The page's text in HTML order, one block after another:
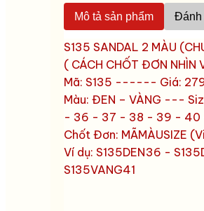
Mô tả sản phẩm Đánh
S135 SANDAL 2 MÀU
( CÁCH CHỐT ĐƠN NHÌN
Mã: S135 ------ Giá:
Màu: ĐEN – VÀNG ---
- 36 - 37 - 38 - 39 - 40
Chốt Đơn: MÃMÀUSIZE
Ví dụ: S135DEN36 -
S135VANG41